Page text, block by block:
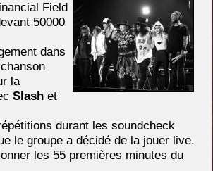
Field
50000
dans
la
Slash et
durant les soundcheck
le groupe a décidé de la jouer live.
les 55 premières minutes du